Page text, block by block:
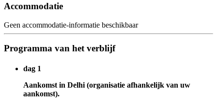
Accommodatie
Geen accommodatie-informatie beschikbaar
Programma van het verblijf
dag 1
Aankomst in Delhi (organisatie afhankelijk van uw
aankomst).